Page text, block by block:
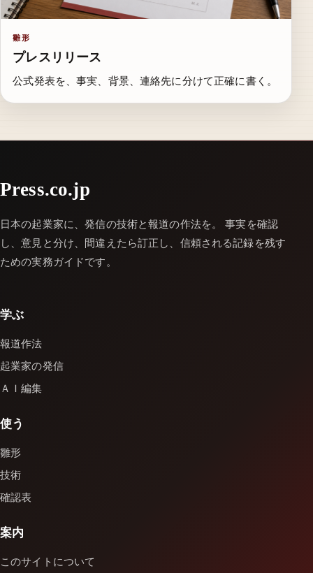
雛形
プレスリリース
公式発表を、事実、背景、連絡先に分けて正確に書く。
Press.co.jp
日本の起業家に、発信の技術と報道の作法を。 事実を確認
し、意見と分け、間違えたら訂正し、信頼される記録を残す
ための実務ガイドです。
学ぶ
報道作法
起業家の発信
ＡＩ編集
使う
雛形
技術
確認表
案内
このサイトについて